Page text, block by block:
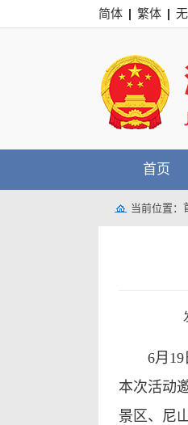
简体 繁体
首页
当前位置：
6月
本次活动
景区、尼